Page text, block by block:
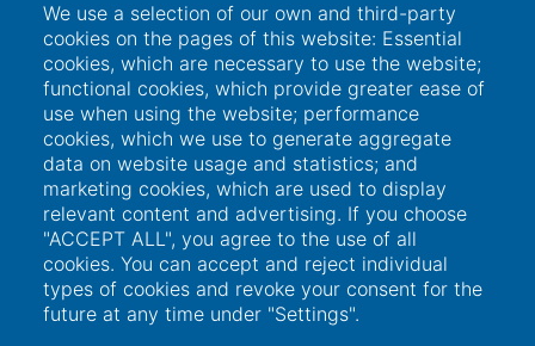
Links of interest
User access
We use a selection of our own and third-party
cookies on the pages of this website: Essential
cookies, which are necessary to use the website;
functional cookies, which provide greater ease of
use when using the website; performance
cookies, which we use to generate aggregate
data on website usage and statistics; and
marketing cookies, which are used to display
relevant content and advertising. If you choose
"ACCEPT ALL", you agree to the use of all
cookies. You can accept and reject individual
types of cookies and revoke your consent for the
future at any time under "Settings".